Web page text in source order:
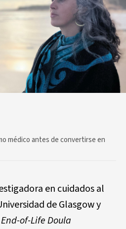
médico antes de convertirse en
en cuidados al
de Glasgow y
End-of-Life Doula